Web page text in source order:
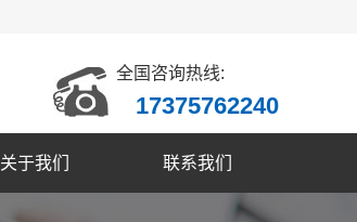
全国咨询热线:
17375762240
关于我们 联系我们